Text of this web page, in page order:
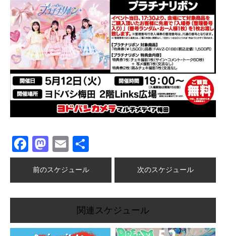
Facebook
Mastodon
Email
有
前のスケジュール 次のスケジュール
関連スケジュール